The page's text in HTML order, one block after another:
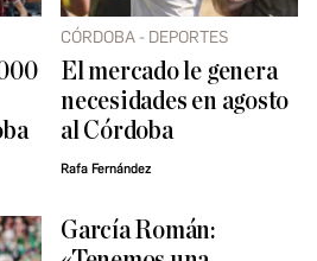
CÓRDOBA - DEPORTES
El mercado le genera
necesidades en agosto
al Córdoba
Rafa Fernández
García Román: